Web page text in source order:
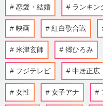
恋愛・結婚 ランキン
映画 紅白歌合戦
米津玄師 郷ひろみ
フジテレビ 中居正広
女性 女子アナ